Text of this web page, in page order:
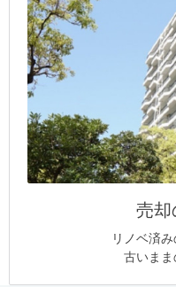
売却
リノベ済
古いま